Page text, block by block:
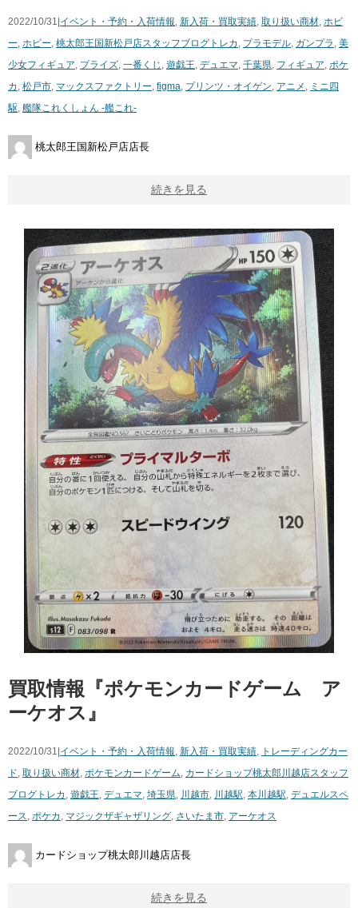
2022/10/31| イベント・予約・入荷情報, 新入荷・買取実績, 取り扱い商材, ホビ
ー, ホビー, 桃太郎王国新松戸店スタッフブログ トレカ , プラモデル, ガンプラ , 美
少女フィギュア, プライズ, 一番くじ , 遊戯王, デュエマ, 千葉県, フィギュア, ポケ
カ , 松戸市, マックスファクトリー, figma, プリンツ・オイゲン, アニメ , ミニ四
駆, 艦隊これくしょん -艦これ-
桃太郎王国新松戸店店長
続きを見る
買取情報『ポケモンカードゲーム ア
ーケオス』
2022/10/31| イベント・予約・入荷情報, 新入荷・買取実績, トレーディングカー
ド, 取り扱い商材, ポケモンカードゲーム, カードショップ桃太郎川越店スタッフ
ブログ トレカ , 遊戯王, デュエマ, 埼玉県, 川越市, 川越駅, 本川越駅, デュエルスペ
ース, ポケカ , マジックザギャザリング, さいたま市, アーケオス
カードショップ桃太郎川越店店長
続きを見る